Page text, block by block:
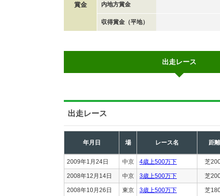
賞金 内地方賞金
収得賞金（平地）
出走レース
出走レース
年月日 場 レース名 距離
2009年1月24日 中京 4歳上500万下 芝
2008年12月14日 中京 3歳上500万下 芝
2008年10月26日 東京 3歳上500万下 芝